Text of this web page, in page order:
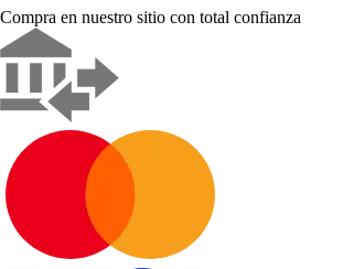
Compra en nuestro sitio con total confianza